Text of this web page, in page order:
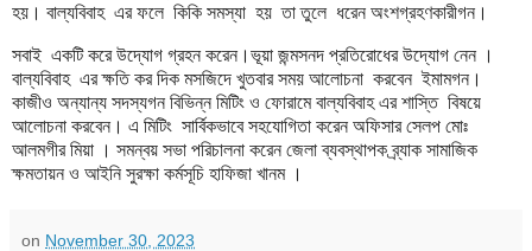
হয়। বাল্যবিবাহ এর ফলে কিকি সমস্যা হয় তা তুলে ধরেন অংশগ্রহণকারীগন।
সবাই একটি করে উদ্যোগ গ্রহন করেন।ভূয়া জন্মসনদ প্রতিরোধের উদ্যোগ নেন ।
বাল্যবিবাহ এর ক্ষতি কর দিক মসজিদে খুতবার সময় আলোচনা করবেন ইমামগন।
কাজীও অন্যান্য সদস্যগন বিভিন্ন মিটিং ও ফোরামে বাল্যবিবাহ এর শাস্তি বিষয়ে
আলোচনা করবেন। এ মিটিং সার্বিকভাবে সহযোগিতা করেন অফিসার সেলপ মোঃ
আলমগীর মিয়া । সমন্বয় সভা পরিচালনা করেন জেলা ব্যবস্থাপক ব্র্যাক সামাজিক
ক্ষমতায়ন ও আইনি সুরক্ষা কর্মসূচি হাফিজা খানম ।
on November 30, 2023